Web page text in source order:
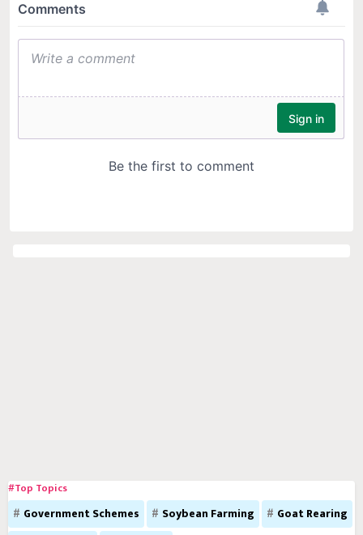
#Top Topics
Government Schemes Soybean Farming
Goat Rearing